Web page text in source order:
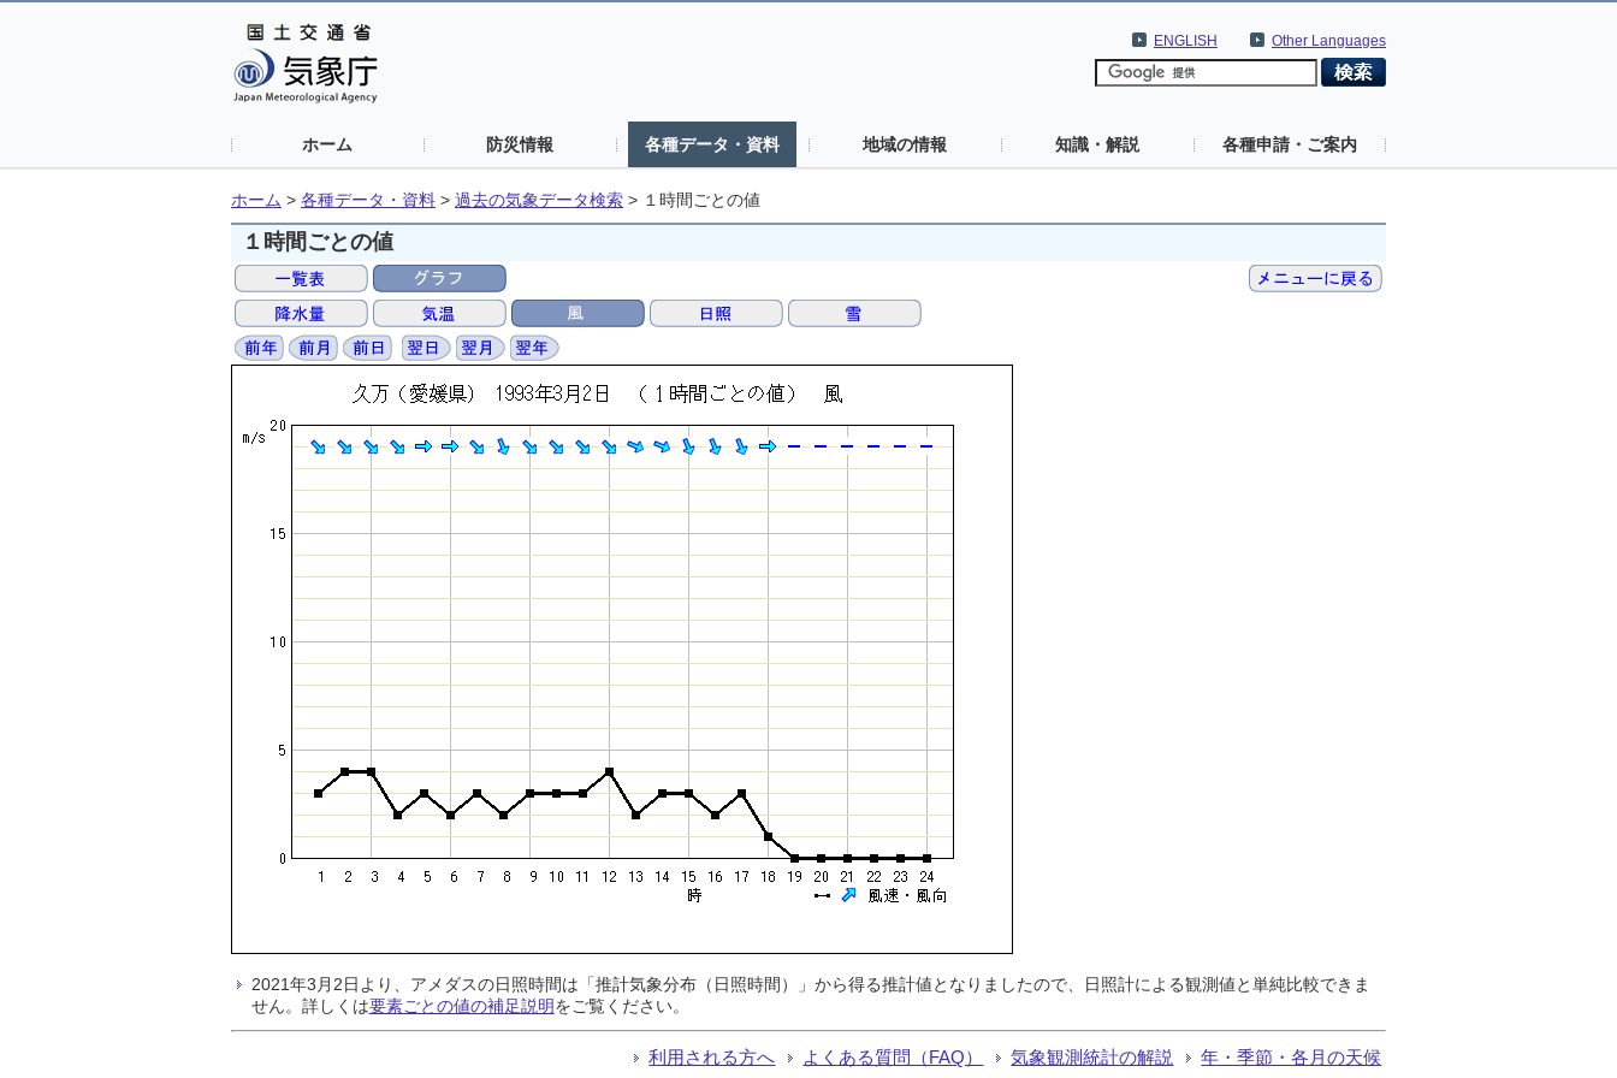
Other Languages
ENGLISH
ホーム 防災情報 各種データ・資料 地域の情報 知識・解説 各種申請・ご案内
ホーム > 各種データ・資料 > 過去の気象データ検索 > １時間ごとの値
１時間ごとの値
2021年3月2日より、アメダスの日照時間は「推計気象分布（日照時間）」から得る推計値となりましたので、日照計による観測値と単純比較できま
せん。詳しくは要素ごとの値の補足説明をご覧ください。
利用される方へ よくある質問（FAQ） 気象観測統計の解説 年・季節・各月の天候